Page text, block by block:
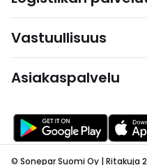
Vastuullisuus
Asiakaspalvelu
© Sonepar Suomi Oy | Ritakuja 2,